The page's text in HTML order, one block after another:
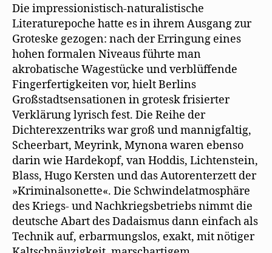
Die impressionistisch-naturalistische
Literaturepoche hatte es in ihrem Ausgang zur
Groteske gezogen: nach der Erringung eines
hohen formalen Niveaus führte man
akrobatische Wagestücke und verblüffende
Fingerfertigkeiten vor, hielt Berlins
Großstadtsensationen in grotesk frisierter
Verklärung lyrisch fest. Die Reihe der
Dichterexzentriks war groß und mannigfaltig,
Scheerbart, Meyrink, Mynona waren ebenso
darin wie Hardekopf, van Hoddis, Lichtenstein,
Blass, Hugo Kersten und das Autorenterzett der
»Kriminalsonette«. Die Schwindelatmosphäre
des Kriegs- und Nachkriegsbetriebs nimmt die
deutsche Abart des Dadaismus dann einfach als
Technik auf, erbarmungslos, exakt, mit nötiger